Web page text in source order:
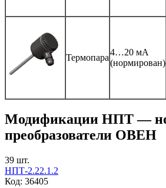
Термопара
4…20 мА
(нормирован)
Модификации НПТ —
преобразователи ОВЕН
39 шт.
НПТ-2.22.1.2
Код: 36405